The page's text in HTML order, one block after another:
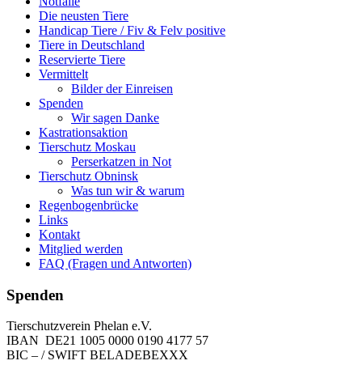
Die neusten Tiere
Handicap Tiere / Fiv & Felv positive
Tiere in Deutschland
Reservierte Tiere
Vermittelt
Bilder der Einreisen
Spenden
Wir sagen Danke
Kastrationsaktion
Tierschutz Moskau
Perserkatzen in Not
Tierschutz Obninsk
Was tun wir & warum
Regenbogenbrücke
Links
Kontakt
Mitglied werden
FAQ (Fragen und Antworten)
Spenden
Tierschutzverein Phelan e.V.
IBAN DE21 1005 0000 0190 4177 57
BIC – / SWIFT BELADEBEXXX